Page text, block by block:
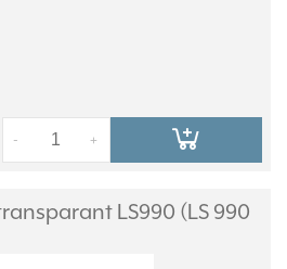
+
-
LS990 (LS 990